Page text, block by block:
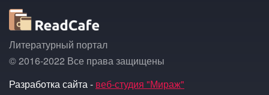
Литературный портал
© 2016-2022 Все права защищены
Разработка сайта - веб-студия "Мираж"